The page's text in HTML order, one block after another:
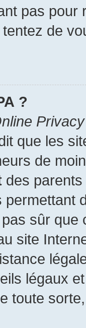
pas pour
de
?
que les
de
des parents
sûr
site
légaux
toute